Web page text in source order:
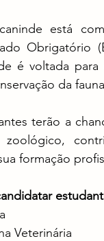
está
Obrigatório
é voltada para
da
terão a
formação
Veterinária